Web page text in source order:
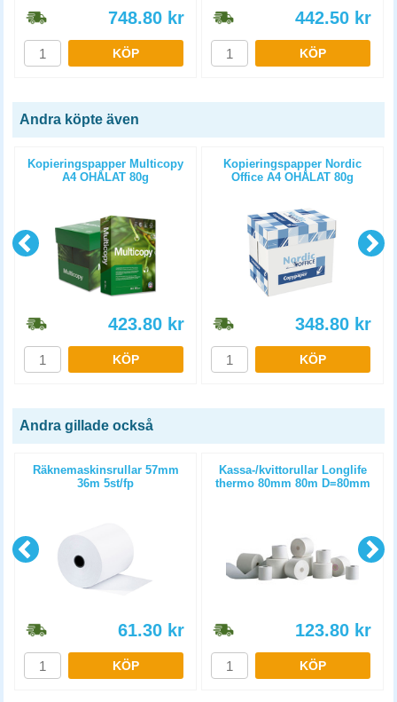
748.80 kr
KÖP
442.50 kr
KÖP
Andra köpte även
Kopieringspapper Multicopy
A4 OHÅLAT 80g
423.80 kr
KÖP
Kopieringspapper Nordic
Office A4 OHÅLAT 80g
348.80 kr
KÖP
Andra gillade också
Räknemaskinsrullar 57mm
36m 5st/fp
61.30 kr
KÖP
Kassa-/kvittorullar Longlife
thermo 80mm 80m D=80mm
123.80 kr
KÖP